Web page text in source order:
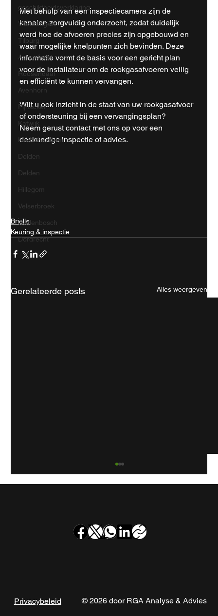
geschiktheidsverklaring
Vlaardingen
Tilburg
Amersfoort
Roosendaal
Avenhorn
Pijnacker
Katwijk
Leidschendam
Delden
Delden
Hillegom
Velserbroek
Oudenbosch
Dordrecht
Met behulp van een inspectiecamera zijn de
kanalen zorgvuldig onderzocht, zodat duidelijk
werd hoe de afvoeren precies zijn opgebouwd en
waar mogelijke knelpunten zich bevinden. Deze
informatie vormt de basis voor een gericht plan
voor de installateur om de rookgasafvoeren veilig
en efficiënt te kunnen vervangen.
Wilt u ook inzicht in de staat van uw rookgasafvoer
of ondersteuning bij een vervangingsplan?
Neem gerust contact met ons op voor een
deskundige inspectie of advies.
Brielle
Keuring & inspectie
Gerelateerde posts Alles weergeven
Leidschendam© 2026 door RGA Analyse & Advies
Privacybeleid